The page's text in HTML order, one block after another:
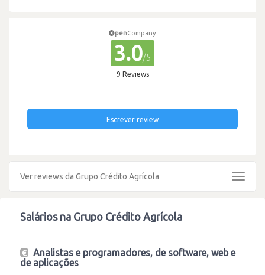
penCompany
3.0/5
9 Reviews
Escrever review
Ver reviews da Grupo Crédito Agrícola
Toggle
Salários na Grupo Crédito Agrícola
Analistas e programadores, de software, web e
de aplicações